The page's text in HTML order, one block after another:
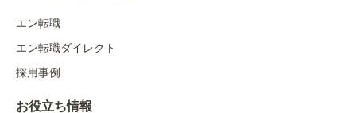
エン転職
エン転職ダイレクト
採用事例
お役立ち情報